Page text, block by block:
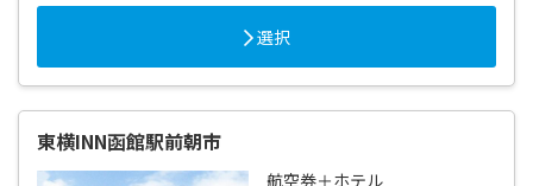
選択
東横INN函館駅前朝市
航空券＋ホテル